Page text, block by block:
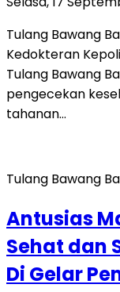
Tulang Bawang
Kedokteran
Tulang Bawang
pengecekan
tahanan…
Tulang Bawang
Antusias
Sehat dan
Di Gelar